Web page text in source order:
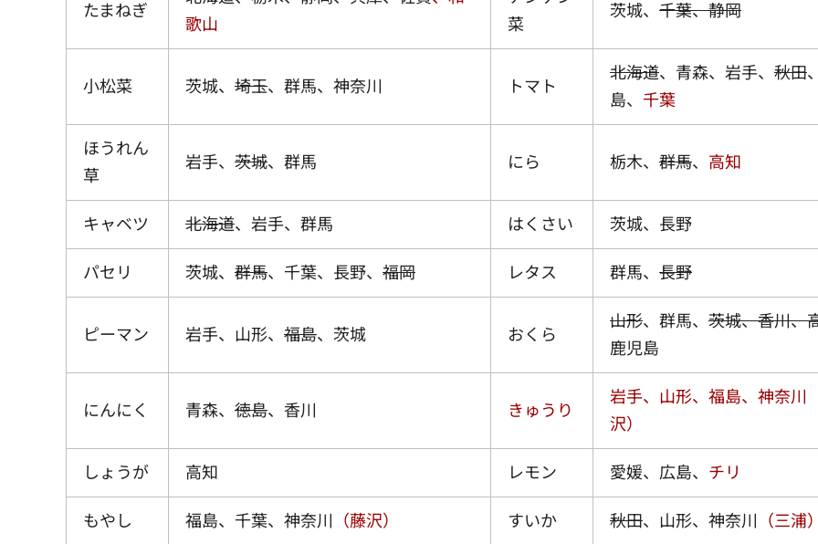
たまねぎ
歌山
菜
茨城、 千葉、静岡
小松菜 茨城、 埼玉、群馬、神奈川 トマト
北海道、青森、岩手、 秋田
島、 千葉
ほうれん
草
岩手、 茨城、群馬 にら 栃木、 群馬、 高知
キャベツ 北海道、岩手、群馬 はくさい 茨城、長野
パセリ 茨城、 群馬、千葉、長野、 福岡 レタス 群馬、 長野
ピーマン 岩手、山形、 福島、茨城 おくら
山形、群馬、 茨城、香川、
鹿児島
にんにく 青森、 徳島、香川 きゅうり
岩手、山形、福島、神奈川
沢）
しょうが 高知 レモン 愛媛、広島、 チリ
もやし 福島、千葉、神奈川 （藤沢） すいか 秋田、山形、神奈川 （三浦